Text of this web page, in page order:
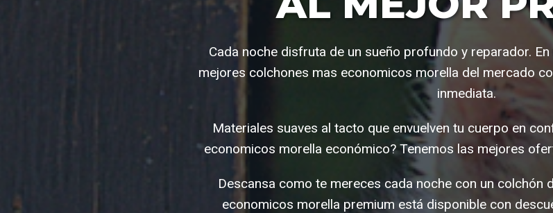
Cada noche disfruta de un sueño profundo y reparador.
mejores colchones mas economicos morella del mercado
inmediata.
Materiales suaves al tacto que envuelven tu cuerpo en
economicos morella económico? Tenemos las mejores
Descansa como te mereces cada noche con un colchón
economicos morella premium está disponible con